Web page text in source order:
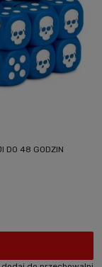
DO 48 GODZIN